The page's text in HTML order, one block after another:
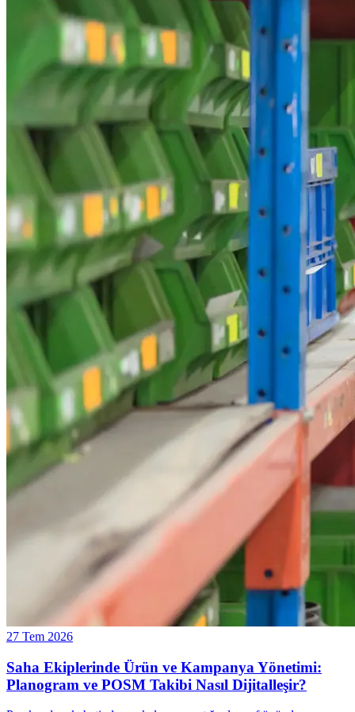
27 Tem 2026
Saha Ekiplerinde Ürün ve Kampanya Yönetimi:
Planogram ve POSM Takibi Nasıl Dijitalleşir?